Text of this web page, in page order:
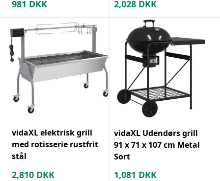
981 DKK 2,028 DKK
vidaXL elektrisk grill
med rotisserie rustfrit
stål
2,810 DKK
vidaXL Udendørs grill
91 x 71 x 107 cm Metal
Sort
1,081 DKK